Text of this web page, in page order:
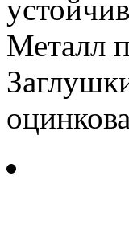
Металл